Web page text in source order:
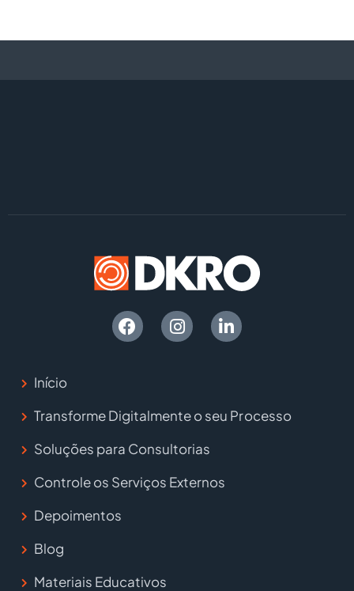
Início
Transforme Digitalmente o seu Processo
Soluções para Consultorias
Controle os Serviços Externos
Depoimentos
Blog
Materiais Educativos